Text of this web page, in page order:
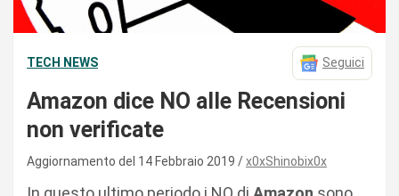
TECH NEWS Seguici
Amazon dice NO alle Recensioni
non verificate
Aggiornamento del 14 Febbraio 2019 x0xShinobix0x